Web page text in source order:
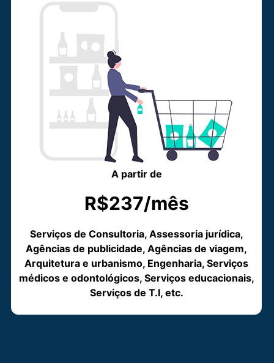
A partir de
R$237/mês
Serviços de Consultoria, Assessoria jurídica,
Agências de publicidade, Agências de viagem,
Arquitetura e urbanismo, Engenharia, Serviços
médicos e odontológicos, Serviços educacionais,
Serviços de T.I, etc.